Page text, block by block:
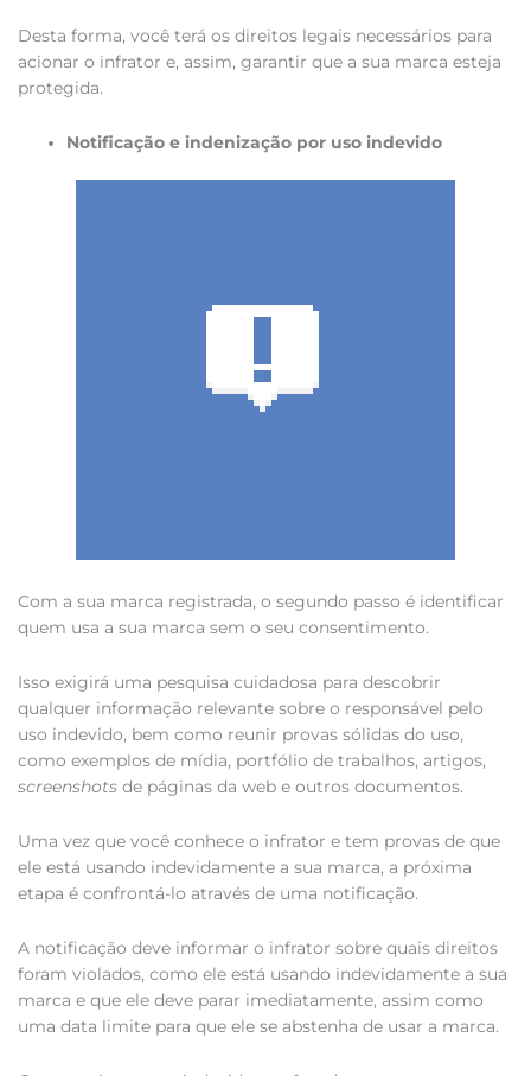
Desta forma, você terá os direitos legais necessários para
acionar o infrator e, assim, garantir que a sua marca esteja
protegida.
Notificação e indenização por uso indevido
Com a sua marca registrada, o segundo passo é identificar
quem usa a sua marca sem o seu consentimento.
Isso exigirá uma pesquisa cuidadosa para descobrir
qualquer informação relevante sobre o responsável pelo
uso indevido, bem como reunir provas sólidas do uso,
como exemplos de mídia, portfólio de trabalhos, artigos,
screenshots de páginas da web e outros documentos.
Uma vez que você conhece o infrator e tem provas de que
ele está usando indevidamente a sua marca, a próxima
etapa é confrontá-lo através de uma notificação.
A notificação deve informar o infrator sobre quais direitos
foram violados, como ele está usando indevidamente a sua
marca e que ele deve parar imediatamente, assim como
uma data limite para que ele se abstenha de usar a marca.